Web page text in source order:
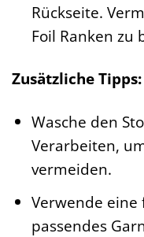
Rückseite.
Foil Ranken zu
Zusätzliche Tipps:
Wasche den
Verarbeiten,
vermeiden.
Verwende eine
passendes